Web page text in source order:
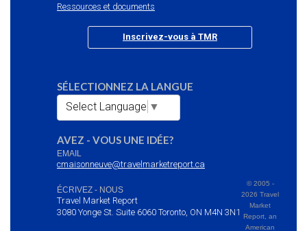
Ressources et documents
Inscrivez-vous à TMR
SÉLECTIONNEZ LA LANGUE
Select Language ▼
AVEZ - VOUS UNE IDÉE?
EMAIL
cmaisonneuve@travelmarketreport.ca
ÉCRIVEZ - NOUS
Travel Market Report
3080 Yonge St. Suite 6060 Toronto, ON M4N 3N1
© 2005 -
2026 Travel
Market
Report, an
American